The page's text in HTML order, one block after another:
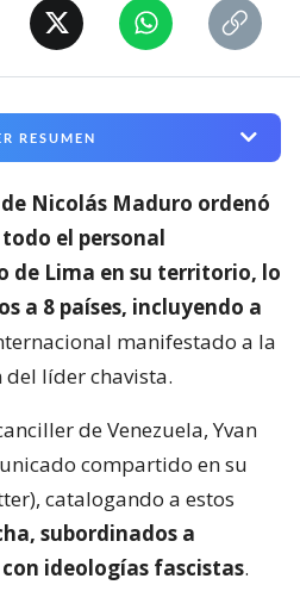
RESUMEN
Nicolás Maduro ordenó
el personal
de Lima en su territorio, lo
a 8 países, incluyendo a
manifestado a la
líder chavista.
de Venezuela, Yvan
compartido en su
catalogando a estos
subordinados a
ideologías fascistas.